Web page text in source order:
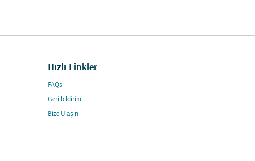
Hızlı Linkler
FAQs
Geri bildirim
Bize Ulaşın